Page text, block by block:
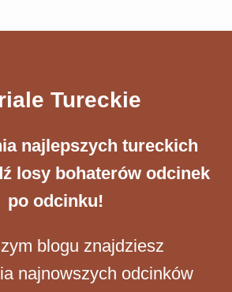
Tureckie
​najlepszych tureckich
losy bohaterów odcinek
po odcinku!
blogu znajdziesz
najnowszych odcinków